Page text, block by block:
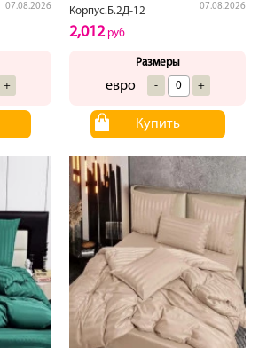
07.08.2026
+
Корпус.Б.2Д-12
07.08.2026
2,012руб
Размеры
евро - +
Купить